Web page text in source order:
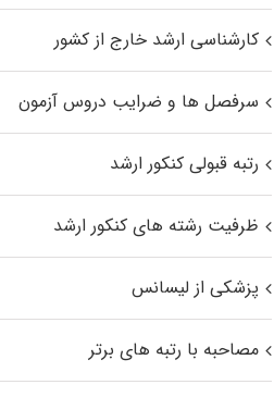
کارشناسی ارشد خارج از کشور
سرفصل ها و ضرایب دروس آزمون
رتبه قبولی کنکور ارشد
ظرفیت رشته های کنکور ارشد
پزشکی از لیسانس
مصاحبه با رتبه های برتر